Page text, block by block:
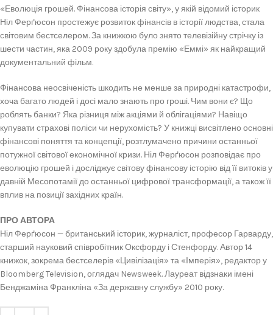
«Еволюція грошей. Фінансова історія світу», у якій відомий історик
Ніл Ферґюсон простежує розвиток фінансів в історії людства, стала
світовим бестселером. За книжкою було знято телевізійну стрічку із
шести частин, яка 2009 року здобула премію «Еммі» як найкращий
документальний фільм.
Фінансова неосвіченість шкодить не менше за природні катастрофи,
хоча багато людей і досі мало знають про гроші. Чим вони є? Що
роблять банки? Яка різниця між акціями й облігаціями? Навіщо
купувати страхові поліси чи нерухомість? У книжці висвітлено основні
фінансові поняття та концепції, розтлумачено причини останньої
потужної світової економічної кризи. Ніл Ферґюсон розповідає про
еволюцію грошей і досліджує світову фінансову історію від її витоків у
давній Месопотамії до останньої цифрової трансформації, а також її
вплив на позиції західних країн.
ПРО АВТОРА
Ніл Ферґюсон — британський історик, журналіст, професор Гарварду,
старший науковий співробітник Оксфорду і Стенфорду. Автор 14
книжок, зокрема бестселерів «Цивілізація» та «Імперія», редактор у
Bloomberg Television, оглядач Newsweek. Лауреат відзнаки імені
Бенджаміна Франкліна «За державну службу» 2010 року.